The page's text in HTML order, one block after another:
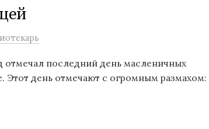
отмечал последний день масленичных
Этот день отмечают с огромным размахом: